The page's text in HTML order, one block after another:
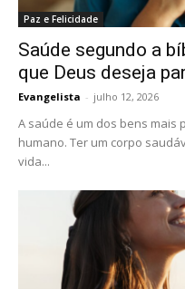
Paz e Felicidade
Saúde segundo a
que Deus deseja
Evangelista - julho 12, 2026
A saúde é um dos bens mais
humano. Ter um corpo
vida...